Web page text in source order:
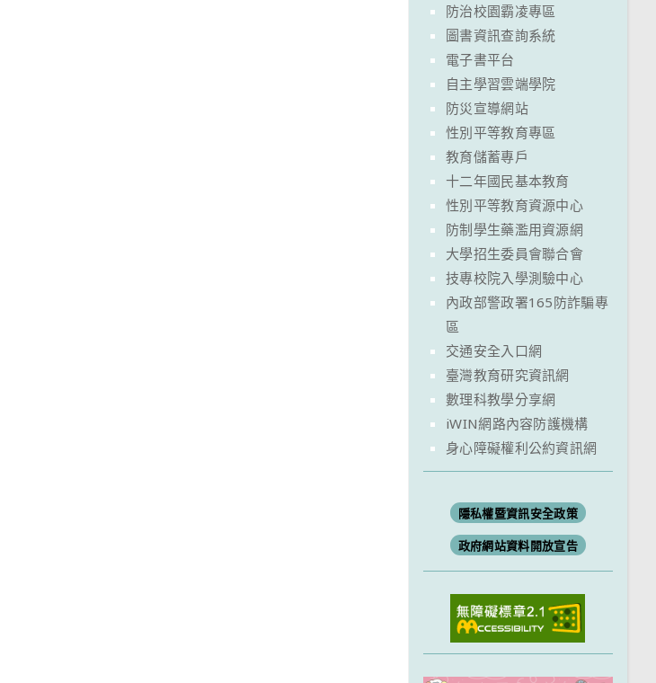
防治校園霸凌專區
圖書資訊查詢系統
電子書平台
自主學習雲端學院
防災宣導網站
性別平等教育專區
教育儲蓄專戶
十二年國民基本教育
性別平等教育資源中心
防制學生藥濫用資源網
大學招生委員會聯合會
技專校院入學測驗中心
內政部警政署165防詐騙專
區
交通安全入口網
臺灣教育研究資訊網
數理科教學分享網
iWIN網路內容防護機構
身心障礙權利公約資訊網
隱私權暨資訊安全政策
政府網站資料開放宣告